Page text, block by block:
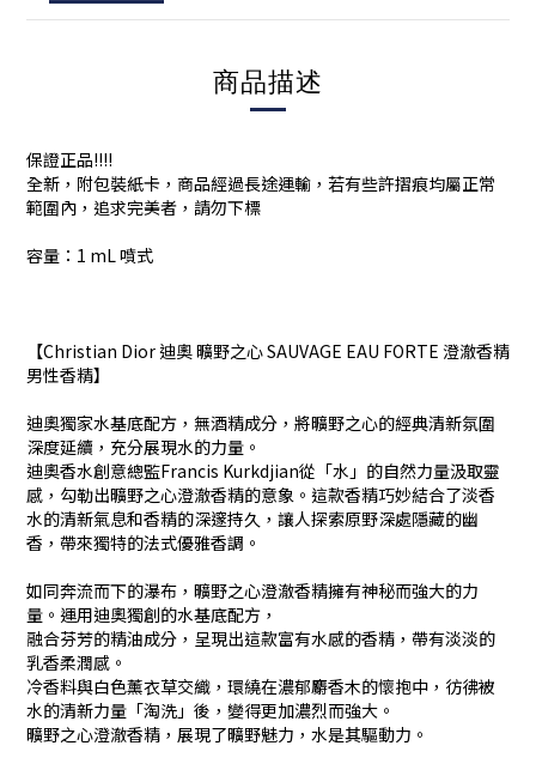
商品描述
保證正品!!!!
全新，附包裝紙卡，商品經過長途運輸，若有些許摺痕均屬正常
範圍內，追求完美者，請勿下標
容量：1 mL 噴式
【Christian Dior 迪奧 曠野之心 SAUVAGE EAU FORTE 澄澈香精
男性香精】
迪奧獨家水基底配方，無酒精成分，將曠野之心的經典清新氛圍
深度延續，充分展現水的力量。
迪奧香水創意總監Francis Kurkdjian從「水」的自然力量汲取靈
感，勾勒出曠野之心澄澈香精的意象。這款香精巧妙結合了淡香
水的清新氣息和香精的深邃持久，讓人探索原野深處隱藏的幽
香，帶來獨特的法式優雅香調。
如同奔流而下的瀑布，曠野之心澄澈香精擁有神秘而強大的力
量。運用迪奧獨創的水基底配方，
融合芬芳的精油成分，呈現出這款富有水感的香精，帶有淡淡的
乳香柔潤感。
冷香料與白色薰衣草交織，環繞在濃郁麝香木的懷抱中，彷彿被
水的清新力量「淘洗」後，變得更加濃烈而強大。
曠野之心澄澈香精，展現了曠野魅力，水是其驅動力。